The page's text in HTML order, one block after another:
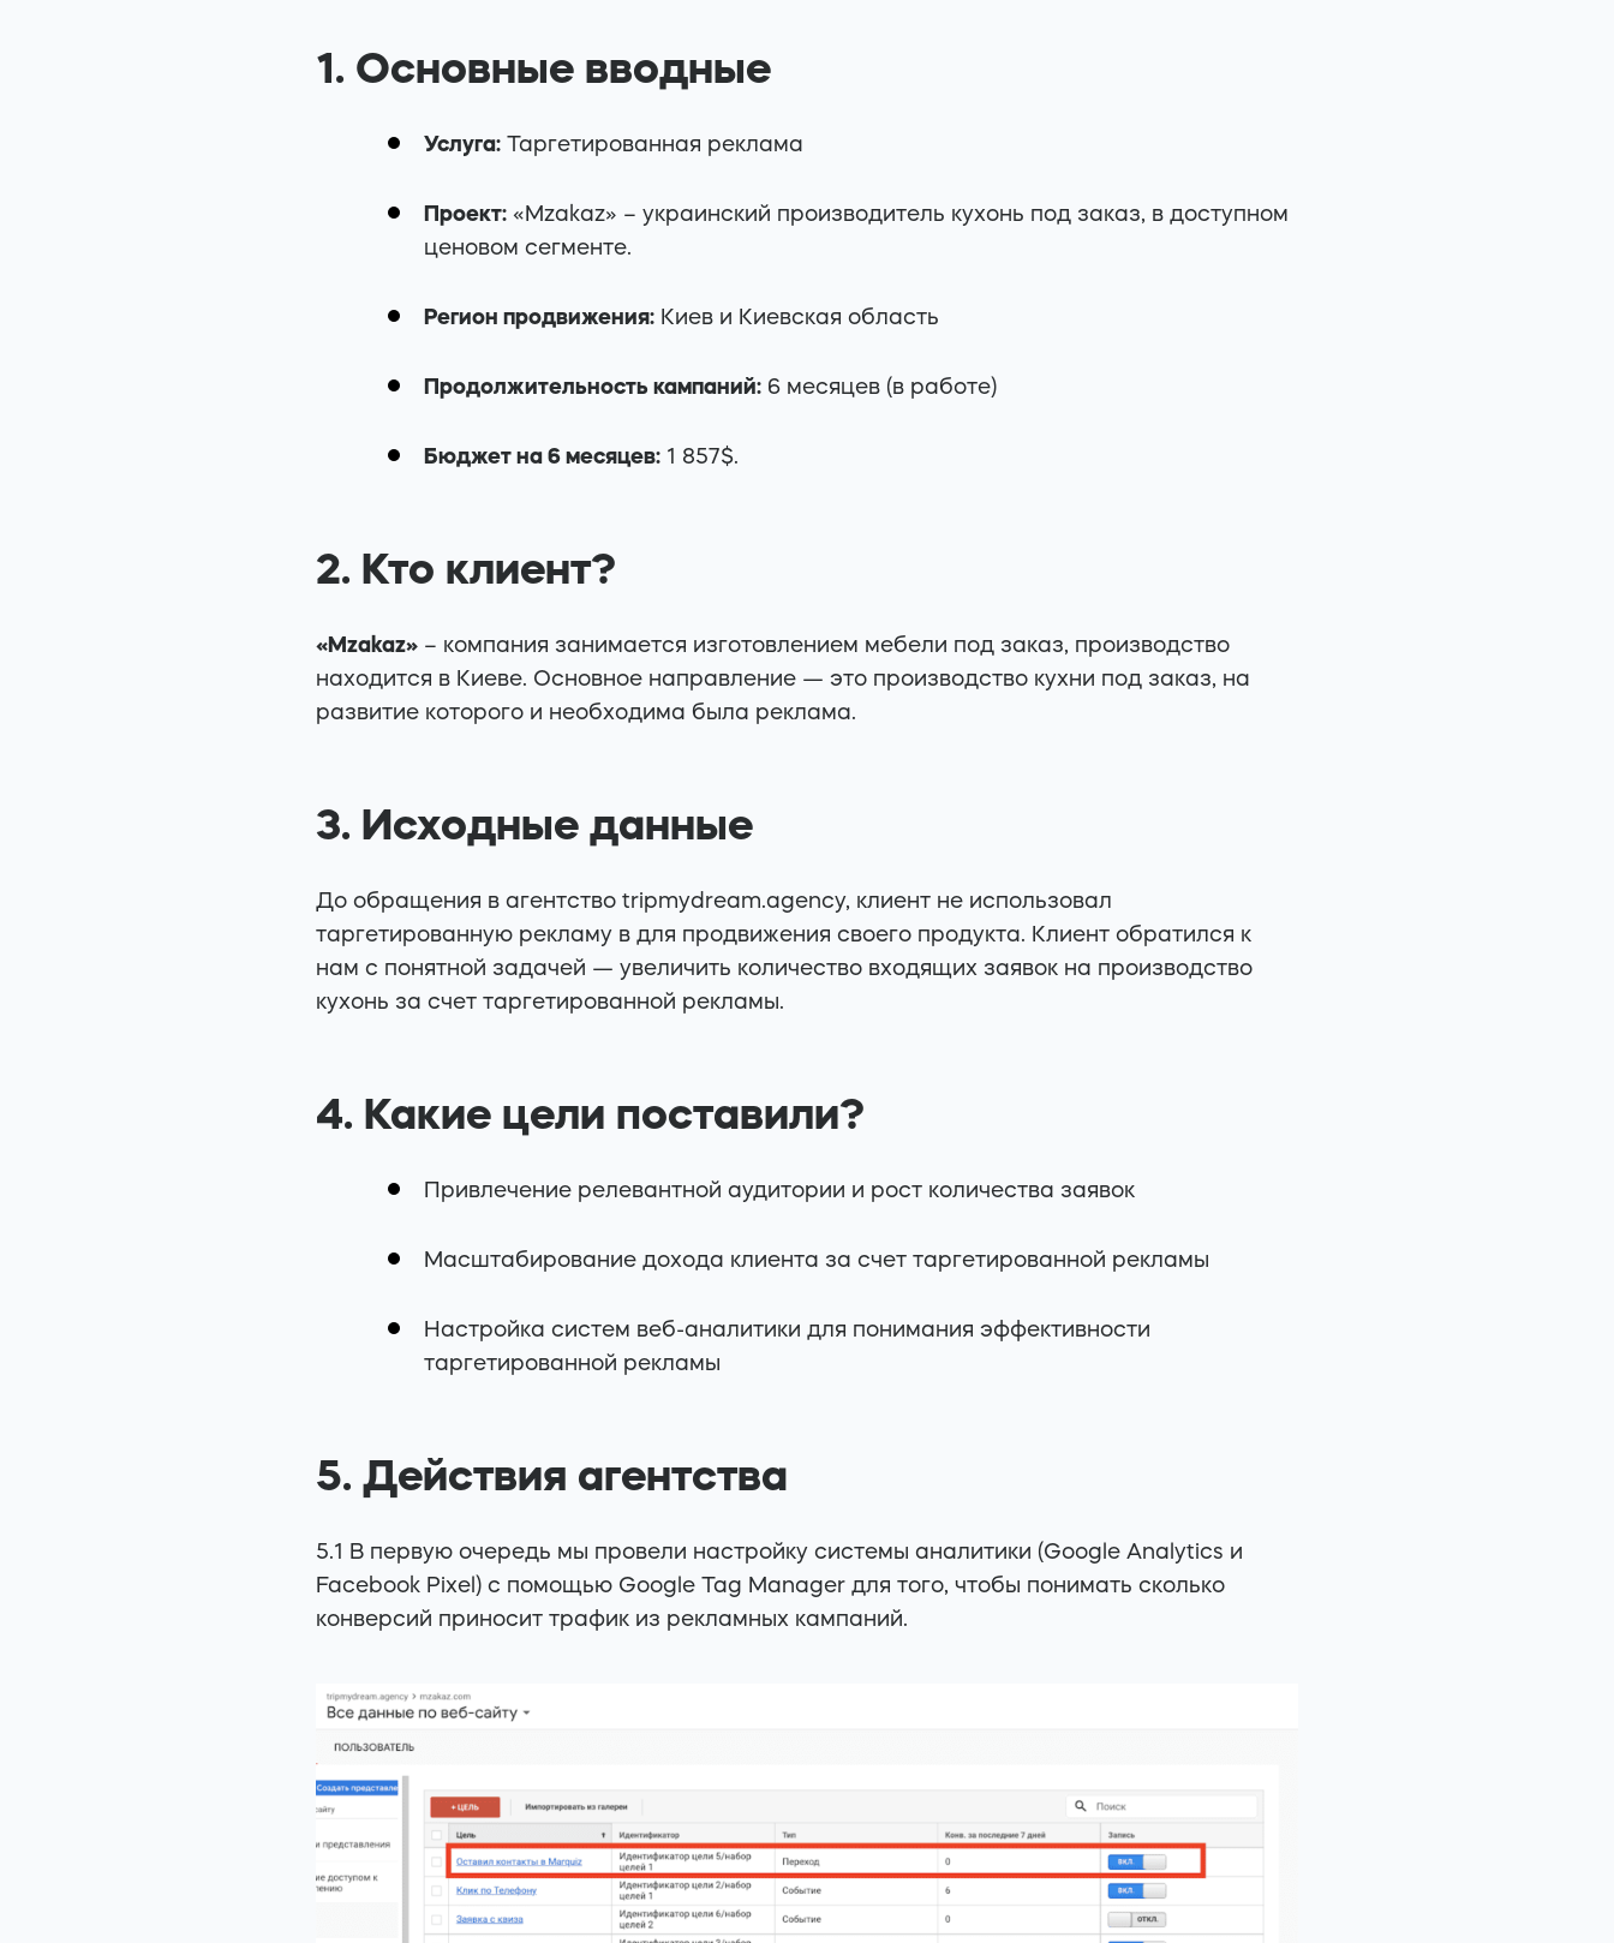
1. Основные вводные
Услуга: Таргетированная реклама
Проект: «Mzakaz» – украинский производитель кухонь под заказ, в доступном
ценовом сегменте.
Регион продвижения: Киев и Киевская область
Продолжительность кампаний: 6 месяцев (в работе)
Бюджет на 6 месяцев: 1 857$.
2. Кто клиент?
«Mzakaz» – компания занимается изготовлением мебели под заказ, производство
находится в Киеве. Основное направление — это производство кухни под заказ, на
развитие которого и необходима была реклама.
3. Исходные данные
До обращения в агентство tripmydream.agency, клиент не использовал
таргетированную рекламу в для продвижения своего продукта. Клиент обратился к
нам с понятной задачей — увеличить количество входящих заявок на производство
кухонь за счет таргетированной рекламы.
4. Какие цели поставили?
Привлечение релевантной аудитории и рост количества заявок
Масштабирование дохода клиента за счет таргетированной рекламы
Настройка систем веб-аналитики для понимания эффективности
таргетированной рекламы
5. Действия агентства
5.1 В первую очередь мы провели настройку системы аналитики (Google Analytics и
Facebook Pixel) с помощью Google Tag Manager для того, чтобы понимать сколько
конверсий приносит трафик из рекламных кампаний.